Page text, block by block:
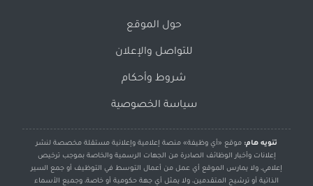
حول الموقع
للتواصل والإعلان
شروط وأحكام
سياسة الخصوصية
تنويه هام: موقع «أي وظيفة» منصة إعلامية وإعلانية مستقلة مخصصة لنشر
إعلانات وأخبار الوظائف الصادرة من الجهات الرسمية والخاصة بموجب ترخيص
إعلامي، ولا يمارس الموقع أي عمل من أعمال التوسط في التوظيف أو جمع السير
الذاتية أو ترشيح المتقدمين، ولا يمثل أي جهة حكومية أو خاصة، وجميع الأسماء